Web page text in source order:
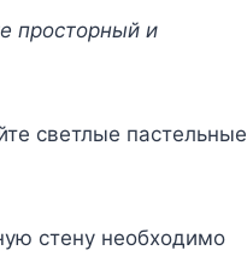
просторный и
светлые пастельные
стену необходимо